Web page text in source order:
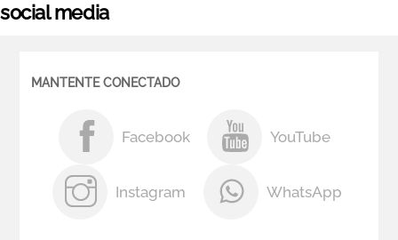
social media
MANTENTE CONECTADO
Facebook YouTube
Instagram WhatsApp